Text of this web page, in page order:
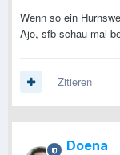
Wenn so ein
Ajo, sfb schau mal
Zitieren
Doena